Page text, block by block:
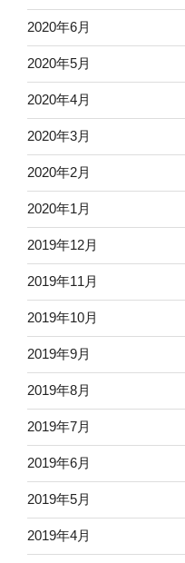
2020年6月
2020年5月
2020年4月
2020年3月
2020年2月
2020年1月
2019年12月
2019年11月
2019年10月
2019年9月
2019年8月
2019年7月
2019年6月
2019年5月
2019年4月